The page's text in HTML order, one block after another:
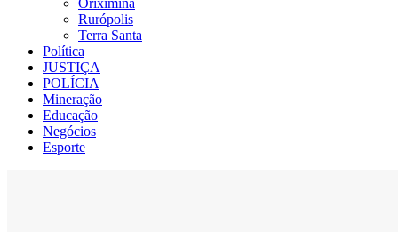
Oriximiná
Rurópolis
Terra Santa
Política
JUSTIÇA
POLÍCIA
Mineração
Educação
Negócios
Esporte